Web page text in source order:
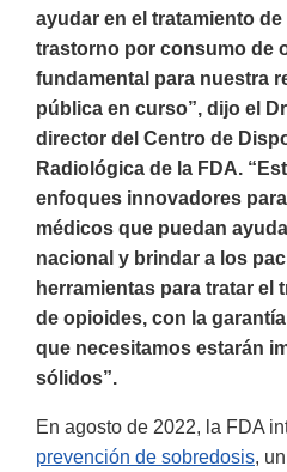
ayudar en el tratamiento
trastorno por consumo de
fundamental para nuestra
pública en curso”, dijo el
director del Centro de
Radiológica de la FDA.
enfoques innovadores
médicos que puedan
nacional y brindar a los
herramientas para tratar
de opioides, con la
que necesitamos estarán
sólidos”.
En agosto de 2022, la FDA
prevención de sobredosis,